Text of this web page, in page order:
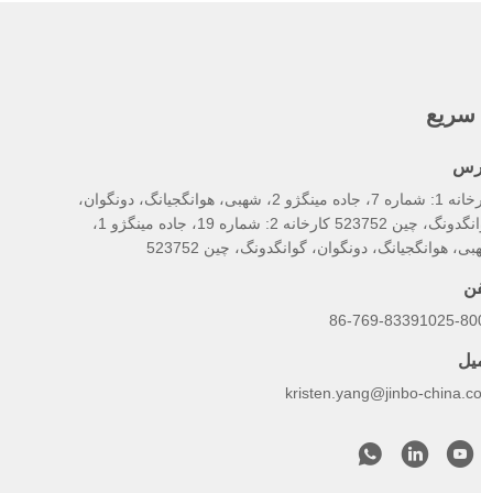
کارخانه 1: شماره 7، جاده مینگژو 2، شهبی، هوانگجیانگ، دونگوان،
گوانگدونگ، چین 523752 کارخانه 2: شماره 19، جاده مینگژو 1،
هوانگجیانگ، دونگوان، گوانگدونگ، چین 523752
86-769-83391025-
kristen.yang@jinbo-